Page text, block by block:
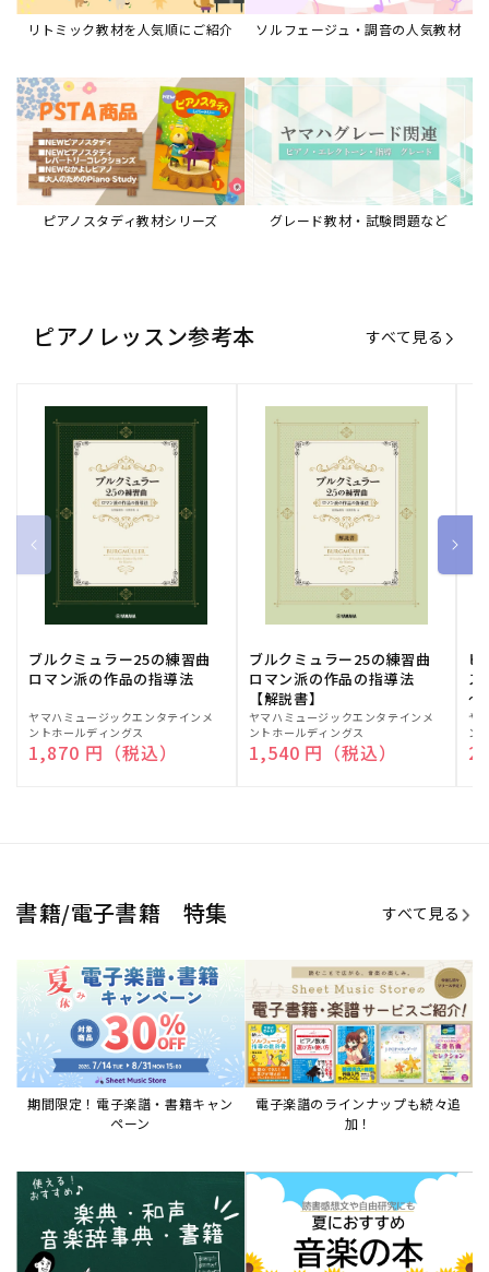
リトミック教材を人気順にご紹介 ソルフェージュ・調音の人気教材
ピアノスタディ教材シリーズ グレード教材・試験問題など
ピアノレッスン参考本 すべて見る
ブルクミュラー25の練習曲
ロマン派の作品の指導法
販
売
元:
ヤマハミュージックエンタテインメ
ントホールディングス
通常価格
1,870 円（税込）
ブルクミュラー25の練習曲
ロマン派の作品の指導法
【解説書】
販
売
元:
ヤマハミュージックエンタテインメ
ントホールディングス
通常価格
1,540 円（税込）
ピ
ス
～
販
売
元:
ヤ
ン
書籍/電子書籍 特集 すべて見る
期間限定！電子楽譜・書籍キャン
ペーン
電子楽譜のラインナップも続々追
加！